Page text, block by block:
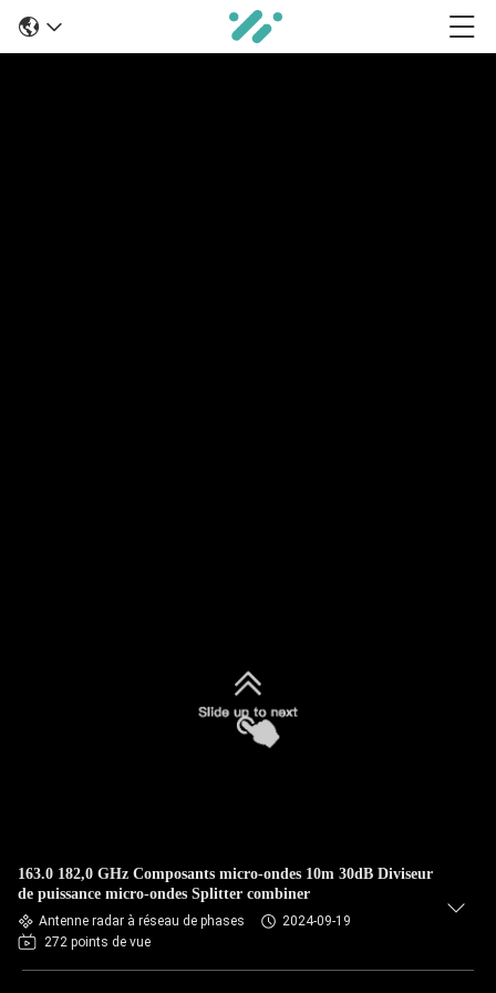
163.0 182,0 GHz Composants micro-ondes 10m 30dB Diviseur
de puissance micro-ondes Splitter combiner
Antenne radar à réseau de phases
2024-09-19
272 points de vue